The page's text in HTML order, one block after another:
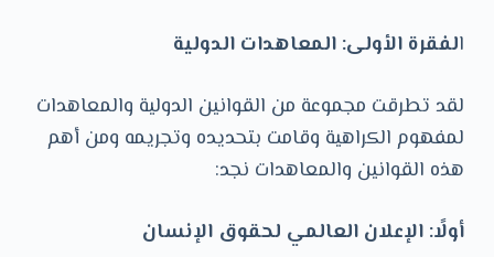
الفقرة الأولى: المعاهدات الدولية
لقد تطرقت مجموعة من القوانين الدولية والمعاهدات
لمفهوم الكراهية وقامت بتحديده وتجريمه ومن أهم
هذه القوانين والمعاهدات نجد:
أولًا: الإعلان العالمي لحقوق الإنسان